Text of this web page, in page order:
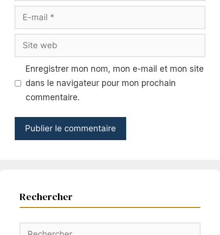
mail
Site
web
Enregistrer mon nom, mon e-mail et mon site
dans le navigateur pour mon prochain
commentaire.
Rechercher
Rechercher :